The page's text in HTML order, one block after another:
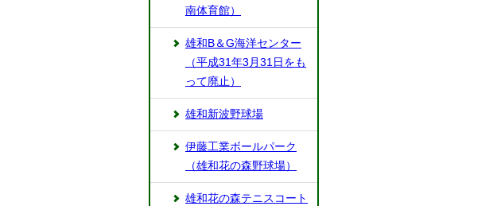
南体育館）
雄和B＆G海洋センター
（平成31年3月31日をも
って廃止）
雄和新波野球場
伊藤工業ボールパーク
（雄和花の森野球場）
雄和花の森テニスコート